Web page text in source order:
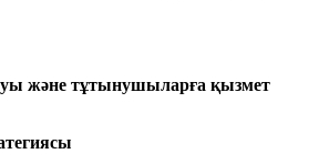
және тұтынушыларға қызмет